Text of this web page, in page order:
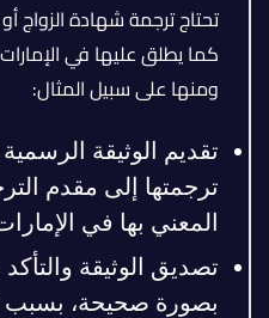
تحتاج ترجمة شهادة الزواج
كما يطلق عليها في
ومنها على سبيل المثال:
تقديم الوثيقة
ترجمتها إلى مقدم
المعني بها في
تصديق الوثيقة
بصورة صحيحة، بسبب